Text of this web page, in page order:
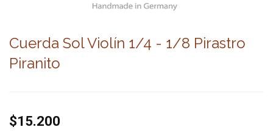
Cuerda Sol Violín 1/4 - 1/8 Pirastro
Piranito
$15.200